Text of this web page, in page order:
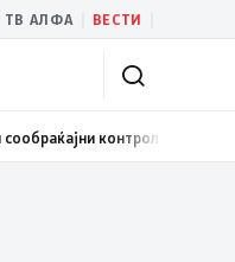
ТВ АЛФА ВЕСТИ
за „злоупотреба на